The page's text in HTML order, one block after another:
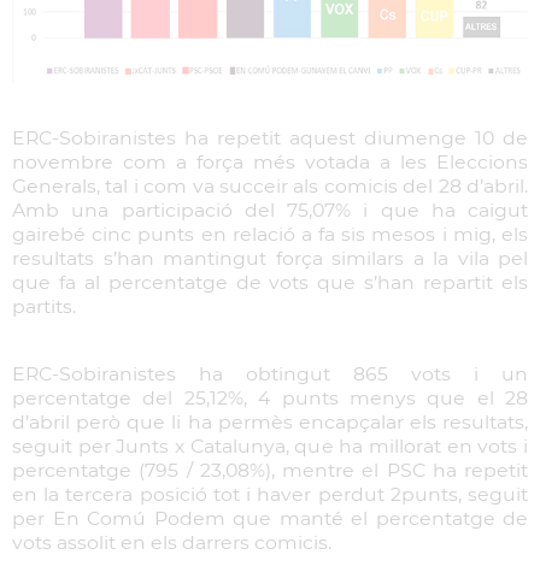
ERC-Sobiranistes ha repetit aquest diumenge 10 de
novembre com a força més votada a les Eleccions
Generals, tal i com va succeir als comicis del 28 d’abril.
Amb una participació del 75,07% i que ha caigut
gairebé cinc punts en relació a fa sis mesos i mig, els
resultats s’han mantingut força similars a la vila pel
que fa al percentatge de vots que s’han repartit els
partits.
ERC-Sobiranistes ha obtingut 865 vots i un
percentatge del 25,12%, 4 punts menys que el 28
d’abril però que li ha permès encapçalar els resultats,
seguit per Junts x Catalunya, que ha millorat en vots i
percentatge (795 / 23,08%), mentre el PSC ha repetit
en la tercera posició tot i haver perdut 2punts, seguit
per En Comú Podem que manté el percentatge de
vots assolit en els darrers comicis.